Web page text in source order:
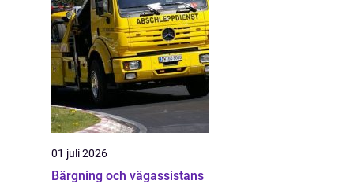
01 juli 2026
Bärgning och vägassistans